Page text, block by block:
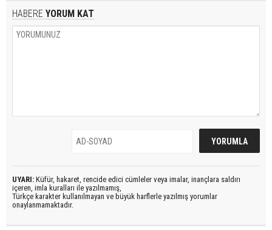
HABERE YORUM KAT
UYARI: Küfür, hakaret, rencide edici cümleler veya imalar, inançlara saldırı
içeren, imla kuralları ile yazılmamış,
Türkçe karakter kullanılmayan ve büyük harflerle yazılmış yorumlar
onaylanmamaktadır.